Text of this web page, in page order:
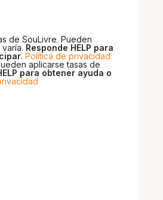
de SouLivre. Pueden
Responde HELP para
. Política de privacidad
aplicarse tasas de
para obtener ayuda o